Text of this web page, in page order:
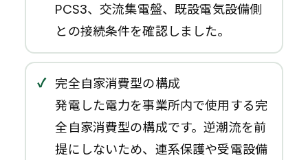
PCS3、交流集電盤、既設電気設備側
との接続条件を確認しました。
完全自家消費型の構成
発電した電力を事業所内で使用する完
全自家消費型の構成です。逆潮流を前
提にしないため、連系保護や受電設備